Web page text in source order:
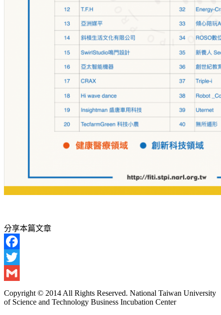
分享本篇文章
Facebook
Twitter
Gmail
Copyright © 2014 All Rights Reserved. National Taiwan University
of Science and Technology Business Incubation Center